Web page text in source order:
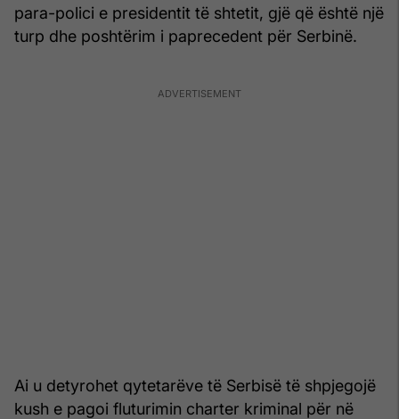
para-polici e presidentit të shtetit, gjë që është një
turp dhe poshtërim i paprecedent për Serbinë.
Ai u detyrohet qytetarëve të Serbisë të shpjegojë
kush e pagoi fluturimin charter kriminal për në